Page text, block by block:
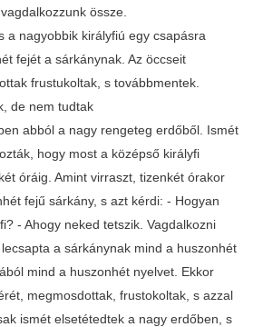
össze.
a nagyobbik királyfiú egy csapásra
fejét a sárkánynak. Az öccseit
frustukoltak, s továbbmentek.
de nem tudtak
abból a nagy rengeteg erdőből. Ismét
hogy most a középső királyfi
óráig. Amint virraszt, tizenkét órakor
fejű sárkány, s azt kérdi: - Hogyan
- Ahogy neked tetszik. Vagdalkozni
a sárkánynak mind a huszonhét
mind a huszonhét nyelvet. Ekkor
megmosdottak, frustokoltak, s azzal
ismét elsetétedtek a nagy erdőben, s